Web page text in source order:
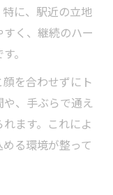
に、駅近の立地
く、継続のハー
。
を合わせずにト
、手ぶらで通え
ます。これによ
る環境が整って